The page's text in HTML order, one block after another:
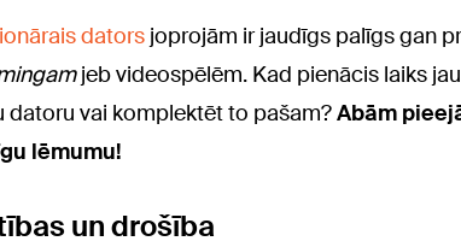
dators joprojām ir jaudīgs palīgs gan
jeb videospēlēm. Kad pienācis laiks
datoru vai komplektēt to pašam?Abām
lēmumu!
un drošība